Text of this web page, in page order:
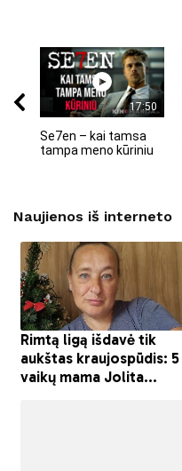
17:50
Se7en – kai tamsa
tampa meno kūriniu
Naujienos iš interneto